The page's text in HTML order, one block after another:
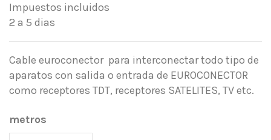
Impuestos incluidos
2 a 5 dias
Cable euroconector para interconectar todo tipo de
aparatos con salida o entrada de EUROCONECTOR
como receptores TDT, receptores SATELITES, TV etc.
metros